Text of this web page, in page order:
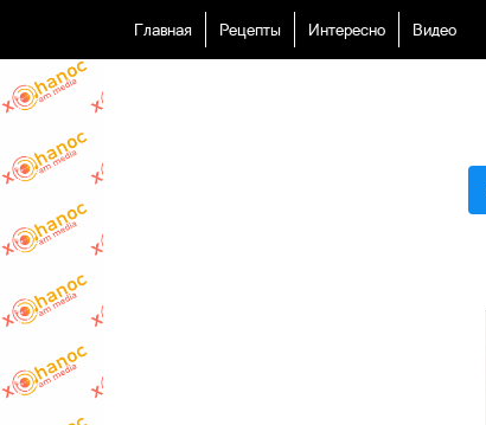
Главная Рецепты Интересно Видео